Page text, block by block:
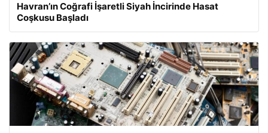
Havran’ın Coğrafi İşaretli Siyah İncirinde Hasat
Coşkusu Başladı